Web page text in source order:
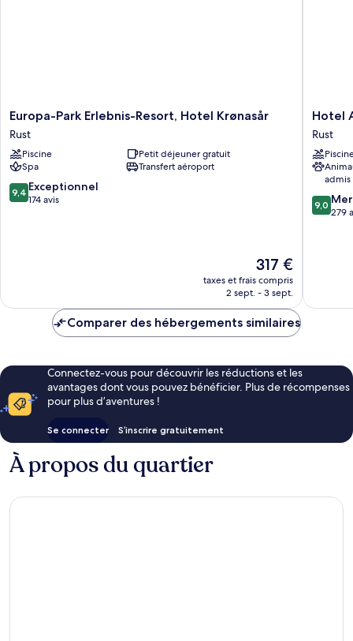
Europa-
Park
Erlebnis-
Resort,
Hotel
Krønasår
Rust
Europa-Park Erlebnis-Resort, Hotel Krønasår
Rust
Piscine
Petit déjeuner gratuit
Spa
Transfert aéroport
9.4
sur
9,4 Exceptionnel
174 avis
Le
nouveau
prix
de
317 €
taxes et frais compris
2 sept. - 3 sept.
Hotel
Andante
Rust
Rust
Hotel
Rust
admis
9.0
sur
9,0
279
Comparer des hébergements similaires
Connectez-vous pour découvrir les réductions et les
avantages dont vous pouvez bénéficier. Plus de récompenses
pour plus d’aventures !
Se connecter S’inscrire gratuitement
À propos du quartier